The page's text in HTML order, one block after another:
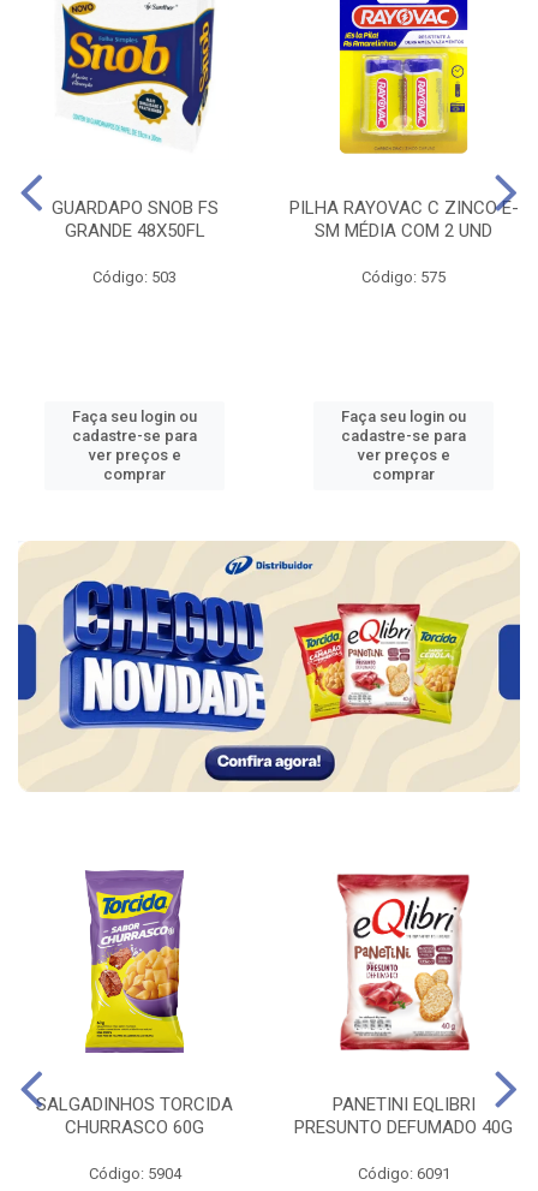
GUARDAPO SNOB FS
GRANDE 48X50FL
Código: 503
Faça seu login ou
cadastre-se para
ver preços e
comprar
PILHA RAYOVAC C ZINCO E-
SM MÉDIA COM 2 UND
Código: 575
Faça seu login ou
cadastre-se para
ver preços e
comprar
SALGADINHOS TORCIDA
CHURRASCO 60G
Código: 5904
PANETINI EQLIBRI
PRESUNTO DEFUMADO 40G
Código: 6091